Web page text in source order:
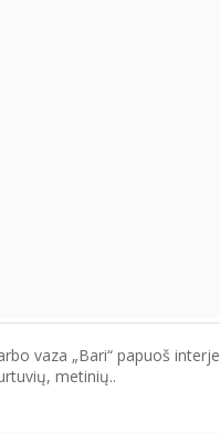
vaza „Bari“ papuoš
metinių..